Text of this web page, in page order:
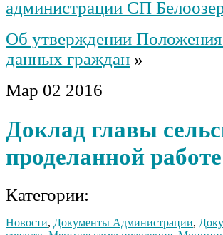
администрации СП
Об утверждении
данных граждан »
Мар 02 2016
Доклад главы
проделанной
Категории:
Новости, Документы Администрации,